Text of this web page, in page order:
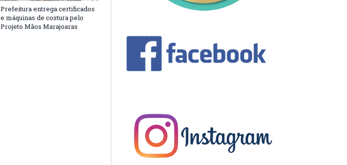
Prefeitura entrega certificados
e máquinas de costura pelo
Projeto Mãos Marajoaras